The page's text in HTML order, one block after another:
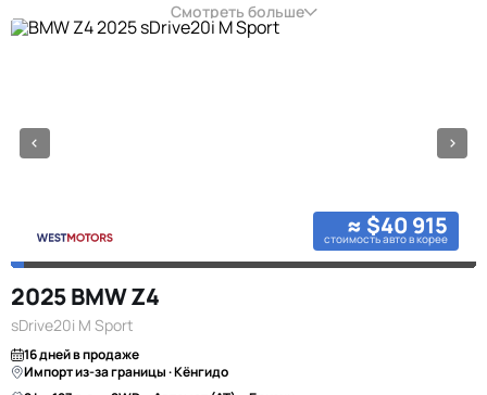
Смотреть больше
≈ $40 915
стоимость авто в корее
2025 BMW Z4
sDrive20i M Sport
16 дней в продаже
Импорт из-за границы · Кёнгидо